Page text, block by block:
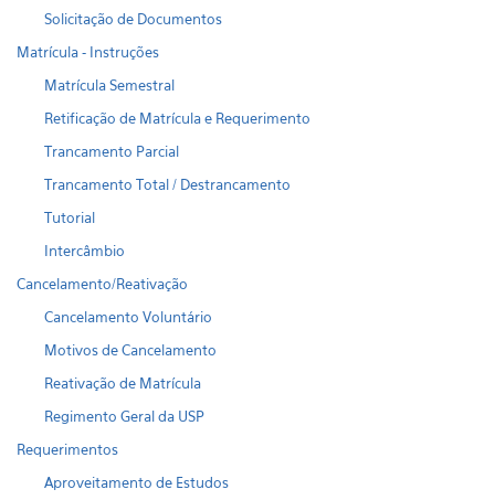
Solicitação de Documentos
Matrícula - Instruções
Matrícula Semestral
Retificação de Matrícula e Requerimento
Trancamento Parcial
Trancamento Total / Destrancamento
Tutorial
Intercâmbio
Cancelamento/Reativação
Cancelamento Voluntário
Motivos de Cancelamento
Reativação de Matrícula
Regimento Geral da USP
Requerimentos
Aproveitamento de Estudos